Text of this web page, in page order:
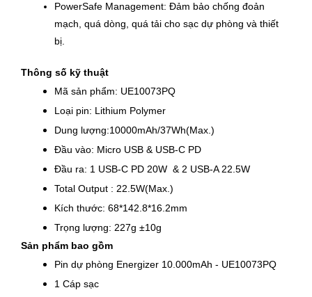
PowerSafe Management: Đảm bảo chống đoản
mạch, quá dòng, quá tải cho sạc dự phòng và thiết
bị.
Thông số kỹ thuật
Mã sản phẩm: UE10073PQ
Loại pin: Lithium Polymer
Dung lượng:10000mAh/37Wh(Max.)
Đầu vào: Micro USB & USB-C PD
Đầu ra: 1 USB-C PD 20W  & 2 USB-A 22.5W
Total Output : 22.5W(Max.)
Kích thước: 68*142.8*16.2mm
Trọng lượng: 227g ±10g
Sản phẩm bao gồm
Pin dự phòng Energizer 10.000mAh - UE10073PQ
1 Cáp sạc